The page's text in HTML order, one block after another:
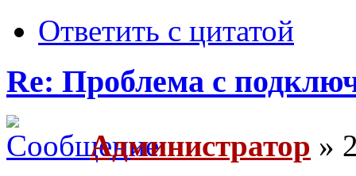
Ответить с цитатой
Re: Проблема с
Администратор »